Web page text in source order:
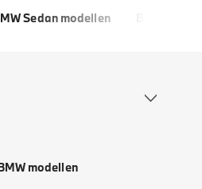
Sedan modellen
modellen